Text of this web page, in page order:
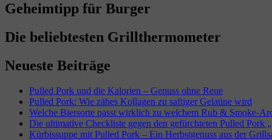
Geheimtipp für Burger
Die beliebtesten Grillthermometer
Neueste Beiträge
Pulled Pork und die Kalorien – Genuss ohne Reue
Pulled Pork: Wie zähes Kollagen zu saftiger Gelatine wird
Welche Biersorte passt wirklich zu welchem Rub & Smoke-
Die ultimative Checkliste gegen den gefürchteten Pulled Pork
Kürbissuppe mit Pulled Pork – Ein Herbstgenuss aus der